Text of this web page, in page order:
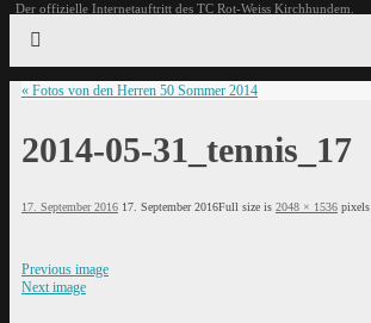
Der offizielle Internetauftritt des TC Rot-Weiss Kirchhundem.
« Fotos von den Herren 50 Sommer 2014
2014-05-31_tennis_17
17. September 2016 17. September 2016Full size is 2048 × 1536 pixels
Previous image
Next image